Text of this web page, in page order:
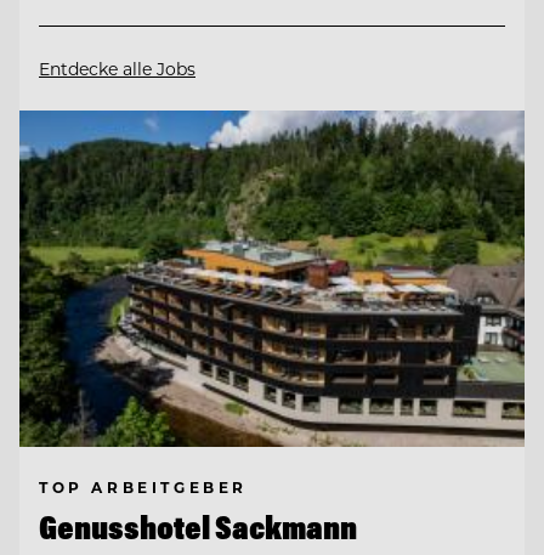
Entdecke alle Jobs
TOP ARBEITGEBER
Genusshotel Sackmann